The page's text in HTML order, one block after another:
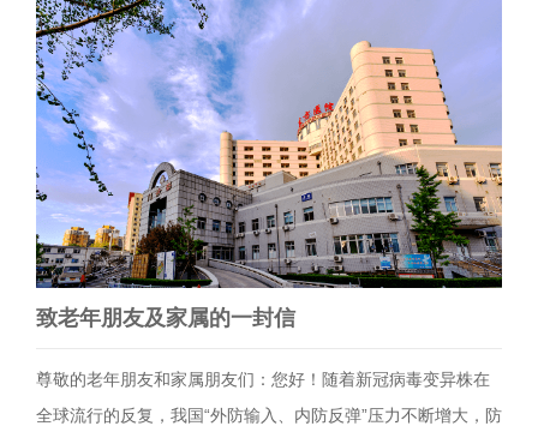
致老年朋友及家属的一封信
尊敬的老年朋友和家属朋友们：您好！随着新冠病毒变异株在
全球流行的反复，我国“外防输入、内防反弹”压力不断增大，防